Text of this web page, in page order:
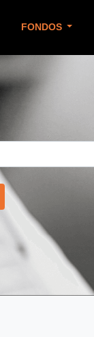
FONDOS